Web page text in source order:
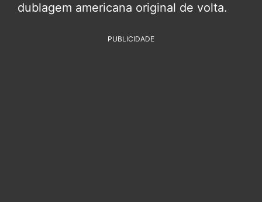
dublagem americana original de volta.
PUBLICIDADE